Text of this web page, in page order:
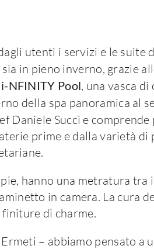
utenti i servizi e le suite
in pieno inverno, grazie
i-NFINITY Pool, una vasca
della spa panoramica al
Daniele Succi e
prime e dalla varietà
hanno una metratura tra
in camera. La cura
finiture di charme.
– abbiamo pensato a